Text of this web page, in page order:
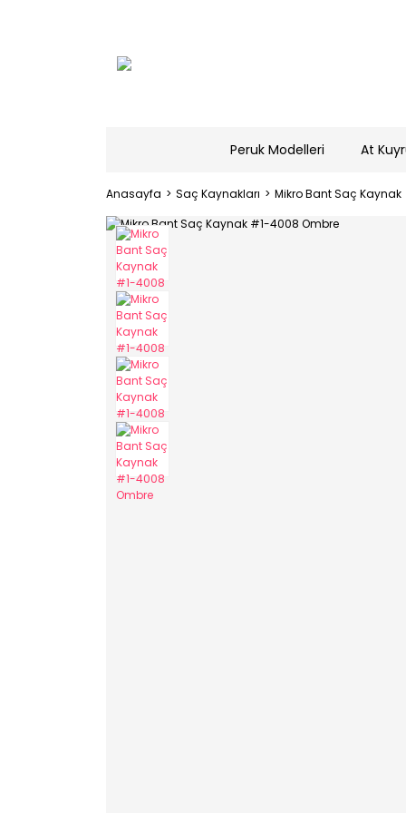
Peruk Modelleri At
Anasayfa Saç Kaynakları Mikro Bant Saç Kaynak